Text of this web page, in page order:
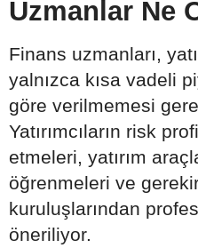
Uzmanlar Ne
Finans uzmanları,
yalnızca kısa vadeli
göre verilmemesi
Yatırımcıların risk
etmeleri, yatırım
öğrenmeleri ve
kuruluşlarından
öneriliyor.